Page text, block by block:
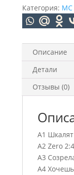
Категория: MC
Описание
Детали
Отзывы (0)
A1
A2 Zero
A3
A4